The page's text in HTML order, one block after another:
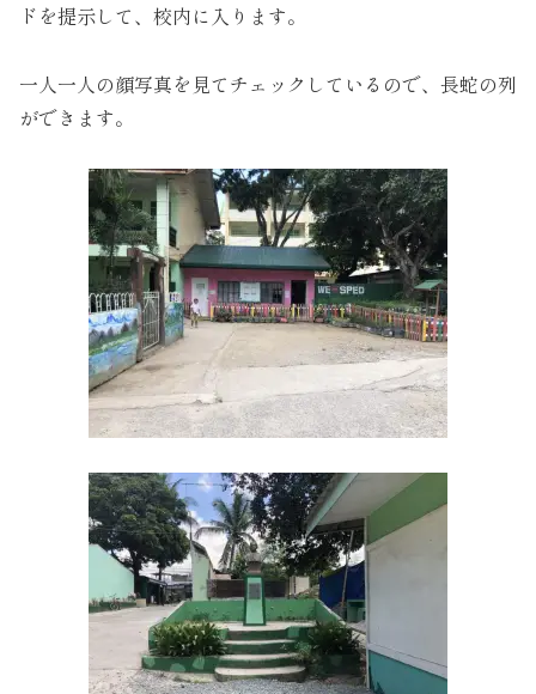
ドを提示して、校内に入ります。
一人一人の顔写真を見てチェックしているので、長蛇の列
ができます。